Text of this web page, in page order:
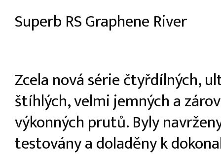
Superb RS Graphene River
Zcela nová série čtyřdílných,
štíhlých, velmi jemných a
výkonných prutů. Byly
testovány a doladěny k